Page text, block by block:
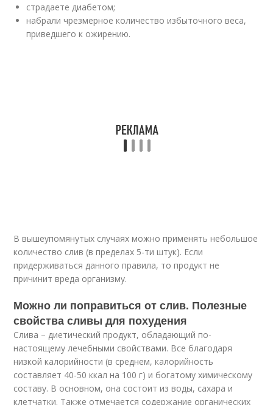
страдаете диабетом;
набрали чрезмерное количество избыточного веса,
приведшего к ожирению.
В вышеупомянутых случаях можно применять небольшое
количество слив (в пределах 5-ти штук). Если
придерживаться данного правила, то продукт не
причинит вреда организму.
Можно ли поправиться от слив. Полезные
свойства сливы для похудения
Слива – диетический продукт, обладающий по-
настоящему лечебными свойствами. Все благодаря
низкой калорийности (в среднем, калорийность
составляет 40-50 ккал на 100 г) и богатому химическому
составу. В основном, она состоит из воды, сахара и
клетчатки. Также отмечается содержание органических